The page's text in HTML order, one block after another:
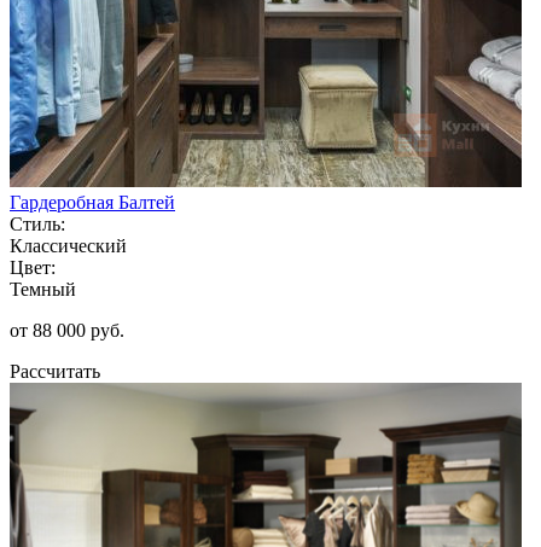
Гардеробная Балтей
Стиль:
Классический
Цвет:
Темный
от 88 000 руб.
Рассчитать